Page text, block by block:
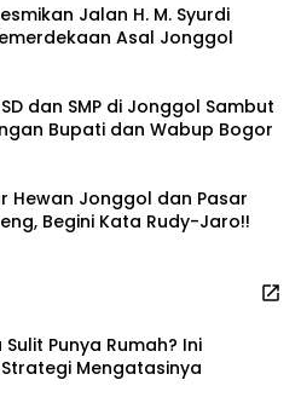
Jalan H. M. Syurdi
Asal Jonggol
dan SMP di Jonggol Sambut
Bupati dan Wabup Bogor
Hewan Jonggol dan Pasar
Begini Kata Rudy-Jaro!!
Punya Rumah? Ini
Mengatasinya